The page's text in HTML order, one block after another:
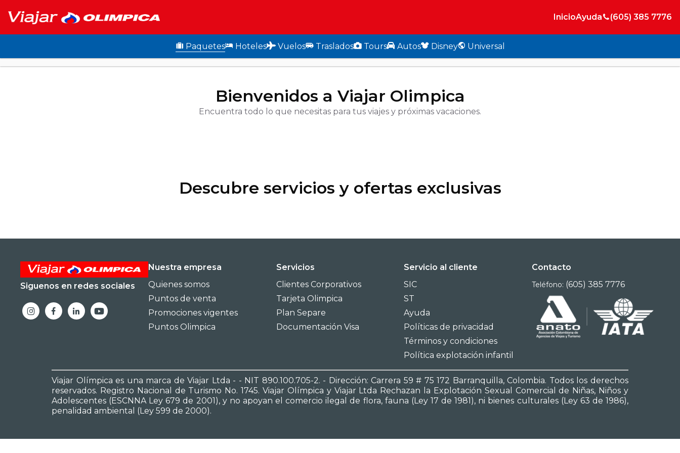
InicioAyuda (605) 385 7776
Paquetes Hoteles Vuelos Traslados Tours Autos Disney Universal
Bienvenidos a Viajar Olimpica
Encuentra todo lo que necesitas para tus viajes y próximas vacaciones.
Descubre servicios y ofertas exclusivas
Siguenos en redes sociales
Nuestra empresa
Quienes somos
Puntos de venta
Promociones vigentes
Puntos Olimpica
Servicios
Clientes Corporativos
Tarjeta Olimpica
Plan Separe
Documentación Visa
Servicio al cliente
SIC
ST
Ayuda
Políticas de privacidad
Términos y condiciones
Política explotación infantil
Contacto
Teléfono: (605) 385 7776
Viajar Olímpica es una marca de Viajar Ltda - - NIT 890.100.705-2. - Dirección: Carrera 59 # 75 172 Barranquilla, Colombia. Todos los derechos
reservados. Registro Nacional de Turismo No. 1745. Viajar Olímpica y Viajar Ltda Rechazan la Explotación Sexual Comercial de Niñas, Niños y
Adolescentes (ESCNNA Ley 679 de 2001), y no apoyan el comercio ilegal de flora, fauna (Ley 17 de 1981), ni bienes culturales (Ley 63 de 1986),
penalidad ambiental (Ley 599 de 2000).